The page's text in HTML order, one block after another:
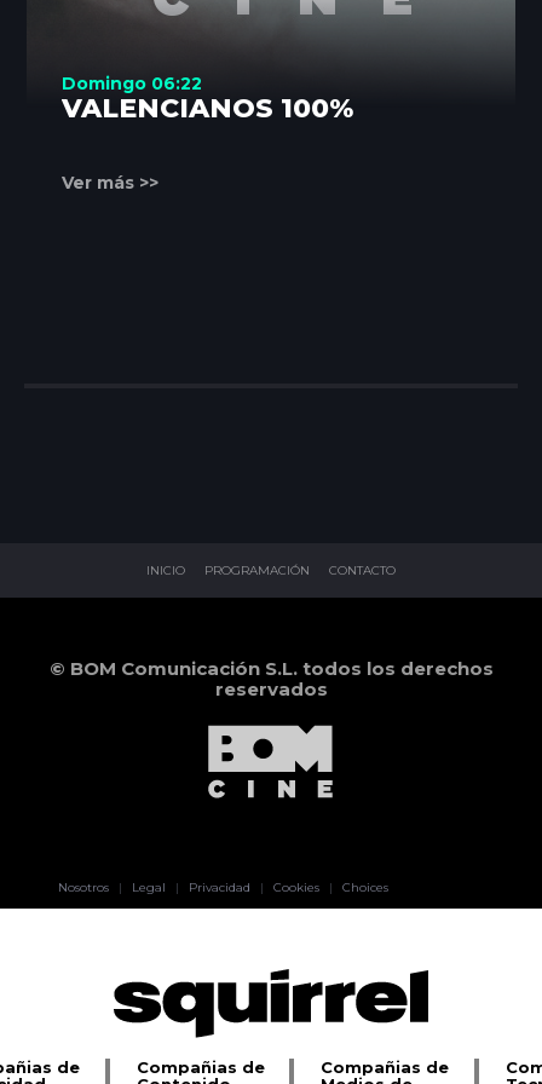
Domingo 06:22
VALENCIANOS 100%
Ver más >>
INICIO PROGRAMACIÓN CONTACTO
© BOM Comunicación S.L. todos los derechos
reservados
Nosotros | Legal | Privacidad | Cookies | Choices
de
Compañias de
Compañias de